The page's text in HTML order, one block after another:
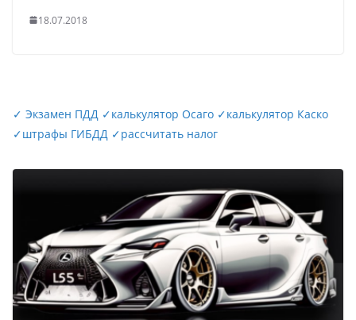
18.07.2018
✓ Экзамен ПДД ✓калькулятор Осаго ✓калькулятор Каско
✓штрафы ГИБДД ✓рассчитать налог